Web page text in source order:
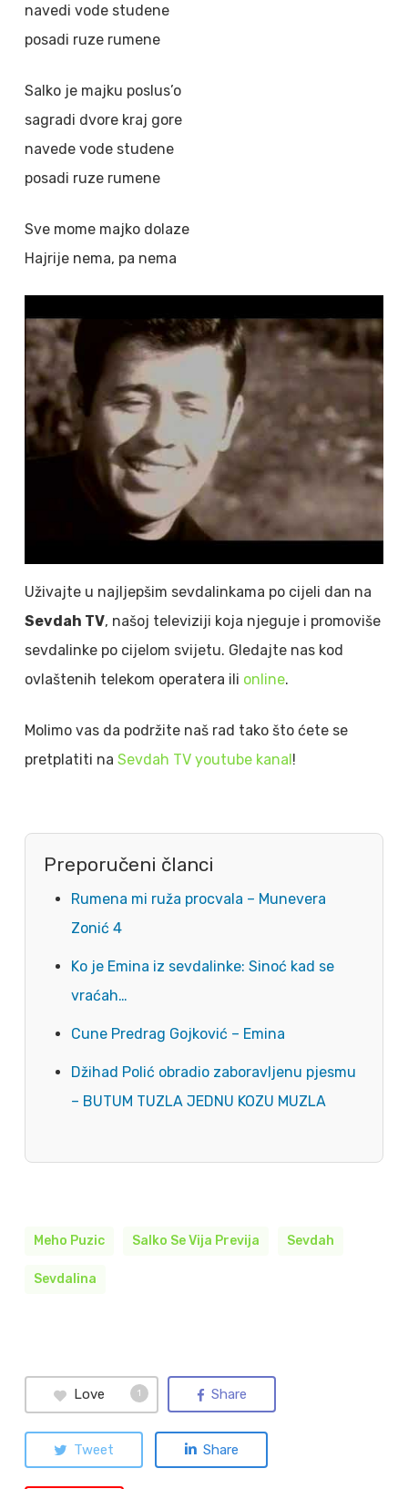
navedi vode studene
posadi ruze rumene
Salko je majku poslus’o
sagradi dvore kraj gore
navede vode studene
posadi ruze rumene
Sve mome majko dolaze
Hajrije nema, pa nema
Uživajte u najljepšim sevdalinkama po cijeli dan na
Sevdah TV, našoj televiziji koja njeguje i promoviše
sevdalinke po cijelom svijetu. Gledajte nas kod
ovlaštenih telekom operatera ili online.
Molimo vas da podržite naš rad tako što ćete se
pretplatiti na Sevdah TV youtube kanal !
Preporučeni članci
Rumena mi ruža procvala – Munevera
Zonić 4
Ko je Emina iz sevdalinke: Sinoć kad se
vraćah…
Cune Predrag Gojković – Emina
Džihad Polić obradio zaboravljenu pjesmu
– BUTUM TUZLA JEDNU KOZU MUZLA
Meho Puzic Salko Se Vija Previja Sevdah
Sevdalina
Love 1 Share
Tweet Share